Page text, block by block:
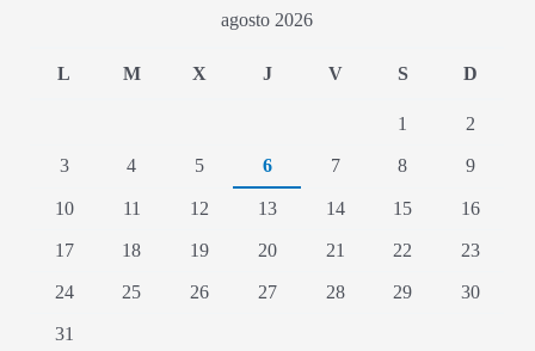
agosto 2026
L M X J V S D
1
2
3
4 5 6 7 8
9
10
11 12 13 14 15
16
17
18 19 20 21 22
23
24
25 26 27 28 29
30
31